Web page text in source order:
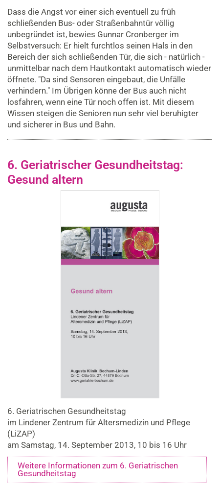
Dass die Angst vor einer sich eventuell zu früh
schließenden Bus- oder Straßenbahntür völlig
unbegründet ist, bewies Gunnar Cronberger im
Selbstversuch: Er hielt furchtlos seinen Hals in den
Bereich der sich schließenden Tür, die sich - natürlich -
unmittelbar nach dem Hautkontakt automatisch wieder
öffnete. "Da sind Sensoren eingebaut, die Unfälle
verhindern." Im Übrigen könne der Bus auch nicht
losfahren, wenn eine Tür noch offen ist. Mit diesem
Wissen steigen die Senioren nun sehr viel beruhigter
und sicherer in Bus und Bahn.
6. Geriatrischer Gesundheitstag:
Gesund altern
6. Geriatrischen Gesundheitstag
im Lindener Zentrum für Altersmedizin und Pflege
(LiZAP)
am Samstag, 14. September 2013, 10 bis 16 Uhr
Weitere Informationen zum 6. Geriatrischen
Gesundheitstag